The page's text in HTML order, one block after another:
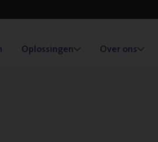
Oplossingen Over ons